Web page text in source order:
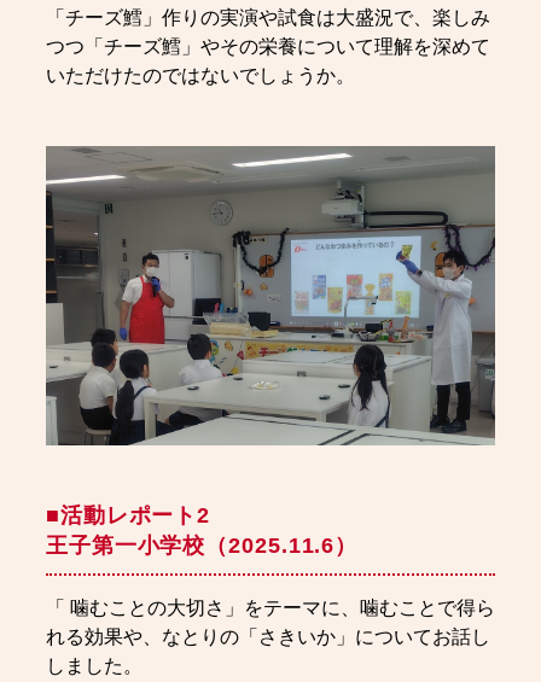
「チーズ鱈」作りの実演や試食は大盛況で、楽しみ
つつ「チーズ鱈」やその栄養について理解を深めて
いただけたのではないでしょうか。
■活動レポート2
王子第一小学校（2025.11.6）
「 噛むことの大切さ」をテーマに、噛むことで得ら
れる効果や、なとりの「さきいか」についてお話し
しました。